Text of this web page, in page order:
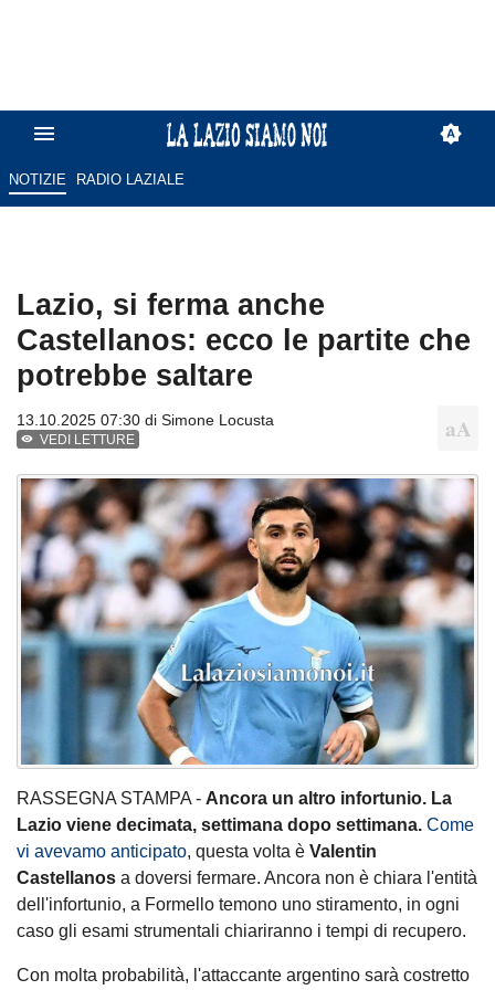
NOTIZIE RADIO LAZIALE
Lazio, si ferma anche
Castellanos: ecco le partite che
potrebbe saltare
13.10.2025 07:30 di Simone Locusta
VEDI LETTURE
RASSEGNA STAMPA - Ancora un altro infortunio. La
Lazio viene decimata, settimana dopo settimana. Come
vi avevamo anticipato, questa volta è Valentin
Castellanos a doversi fermare. Ancora non è chiara l'entità
dell'infortunio, a Formello temono uno stiramento, in ogni
caso gli esami strumentali chiariranno i tempi di recupero.
Con molta probabilità, l'attaccante argentino sarà costretto